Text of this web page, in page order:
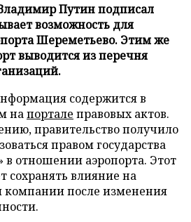
Путин подписал
возможность для
Шереметьево. Этим же
выводится из перечня
содержится в
напортале правовых актов.
правительство получило
правом государства
в отношении аэропорта. Этот
сохранять влияние на
после изменения